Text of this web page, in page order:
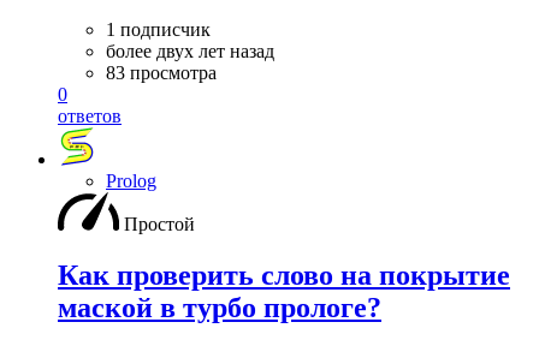
1 подписчик
более двух лет назад
83 просмотра
0
ответов
Prolog
Простой
Как проверить слово на покрытие
маской в турбо прологе?